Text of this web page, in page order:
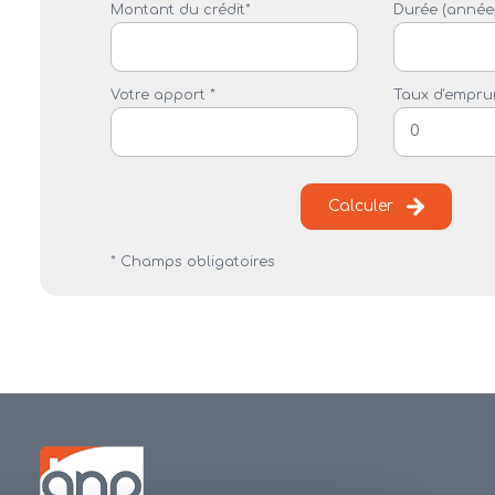
Montant du crédit* Durée
Votre apport * Taux
Calculer
* Champs obligatoires